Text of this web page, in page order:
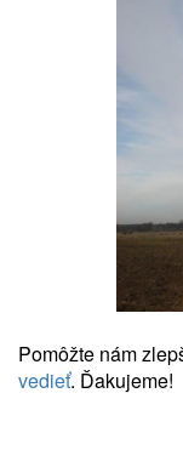
Pomôžte nám
vedieť. Ďakujeme!